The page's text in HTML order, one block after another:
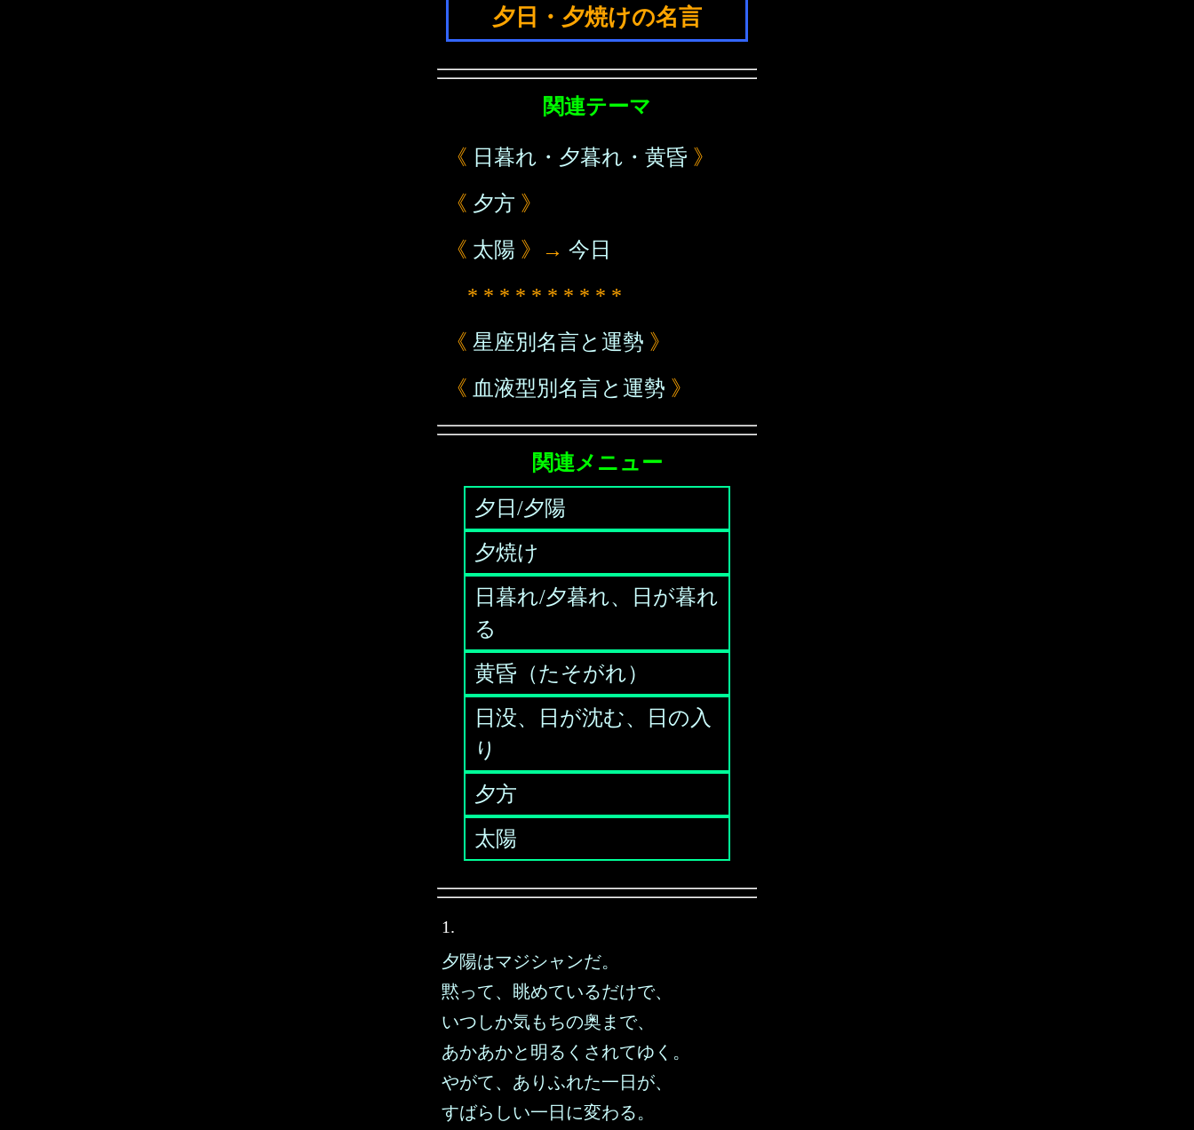
夕日・夕焼けの名言
関連テーマ
《 日暮れ・夕暮れ・黄昏 》
《 夕方 》
《 太陽 》→ 今日
* * * * * * * * * *
《 星座別名言と運勢 》
《 血液型別名言と運勢 》
関連メニュー
夕日/夕陽
夕焼け
日暮れ/夕暮れ、日が暮れ
る
黄昏（たそがれ）
日没、日が沈む、日の入
り
夕方
太陽
1.
夕陽はマジシャンだ。
黙って、眺めているだけで、
いつしか気もちの奥まで、
あかあかと明るくされてゆく。
やがて、ありふれた一日が、
すばらしい一日に変わる。